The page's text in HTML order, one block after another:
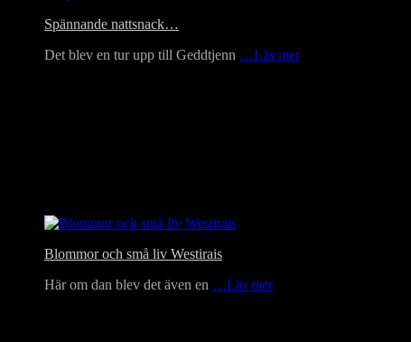
Spännande nattsnack…
Det blev en tur upp till Geddtjenn …Läs mer
Blommor och små liv Westirais
Här om dan blev det även en …Läs mer